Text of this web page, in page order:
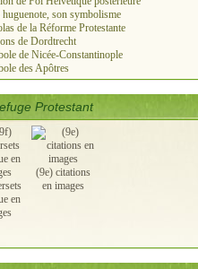
son symbolisme
de la Réforme Protestante
de Dordtrecht
de Nicée-Constantinople
des Apôtres
Protestant
en
(9e) citations
en images